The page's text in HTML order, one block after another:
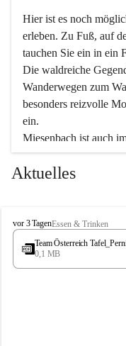
Hier ist es noch
erleben. Zu Fuß, auf
tauchen Sie ein in ein
Die waldreiche
Wanderwegen zum
besonders reizvolle
ein.
Miesenbach ist auch
Eisstockschießen gibt
wunderschöne
vielfältige Angebot
Überzeugen Sie sich
in den
Wir kennen
Tradition und
Aktuelles
M
i
s
vor 3 TagenEssen & Trinken
Team Österreich
0,1 MB